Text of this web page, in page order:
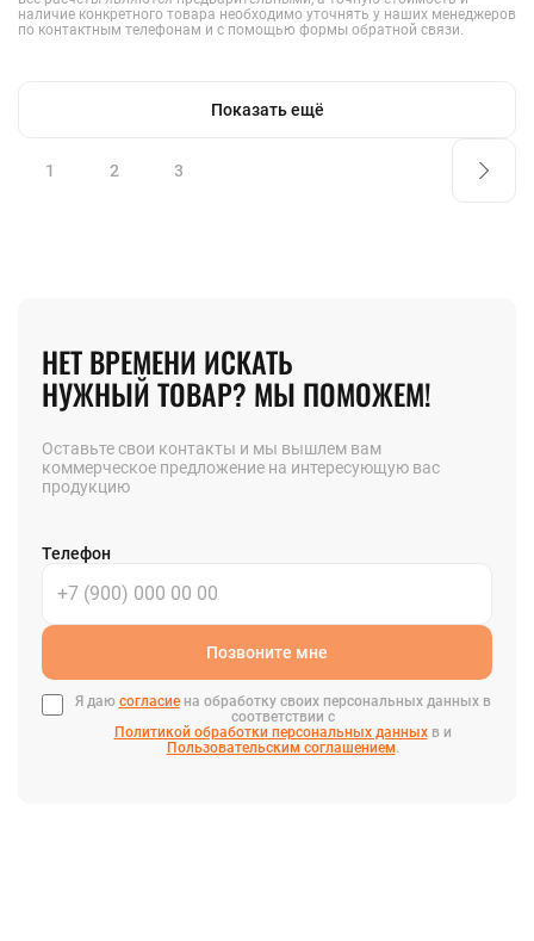
наличие конкретного товара необходимо уточнять у наших менеджеров
по контактным телефонам и с помощью формы обратной связи.
Показать ещё
1 2 3
НЕТ ВРЕМЕНИ ИСКАТЬ
НУЖНЫЙ ТОВАР? МЫ ПОМОЖЕМ!
Оставьте свои контакты и мы вышлем вам
коммерческое предложение на интересующую вас
продукцию
Телефон
Позвоните мне
Я даю согласиена обработку своих персональных данных в
соответствии с
Политикой обработки персональных данныхв и
Пользовательским соглашением.